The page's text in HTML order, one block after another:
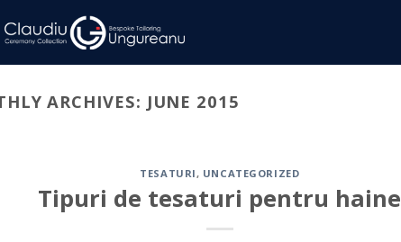
ARCHIVES: JUNE 2015
TESATURI, UNCATEGORIZED
Tipuri de tesaturi pentru haine